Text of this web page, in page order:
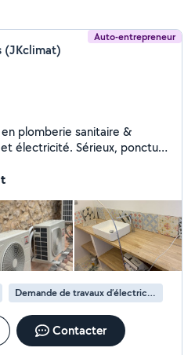
Auto-entrepreneur
(JKclimat)
plomberie sanitaire &
électricité. Sérieux, ponctuel
Demande de travaux d’électricité
Contacter